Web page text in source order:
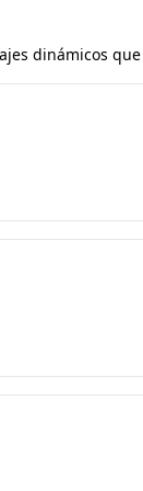
dinámicos